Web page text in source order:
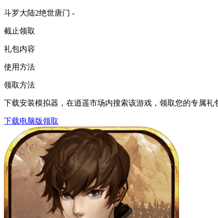
斗罗大陆2绝世唐门 -
截止领取
礼包内容
使用方法
领取方法
下载安装模拟器，在逍遥市场内搜索该游戏，领取您的专属礼
下载电脑版领取